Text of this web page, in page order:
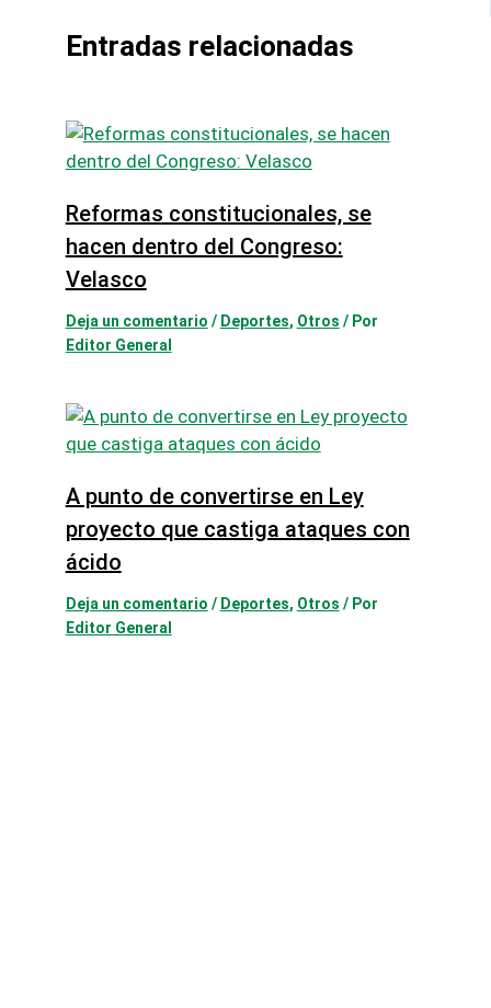
Entradas relacionadas
Reformas constitucionales, se
hacen dentro del Congreso:
Velasco
Deja un comentario / Deportes, Otros / Por
Editor General
A punto de convertirse en Ley
proyecto que castiga ataques con
ácido
Deja un comentario / Deportes, Otros / Por
Editor General